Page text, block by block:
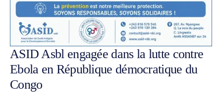
ASID Asbl engagée dans la lutte contre
Ebola en République démocratique du
Congo